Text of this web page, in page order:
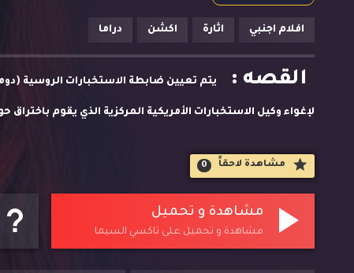
افلام اجنبي اثارة اكشن دراما
القصه : يتم تعيين ضابطة الاستخبارات الروسية
لإغواء وكيل الاستخبارات الأمريكية المركزية الذي يقوم
يصطدمان - هو وهي - سويًا في جو مشحون بالخداع والعاطفة،
يعرض حياتهما وحياة الآخرين للخطر.
مشاهدة لاحقاََ 0
مشاهدة و تحميل
مشاهدة و تحميل على تاكسي السيما